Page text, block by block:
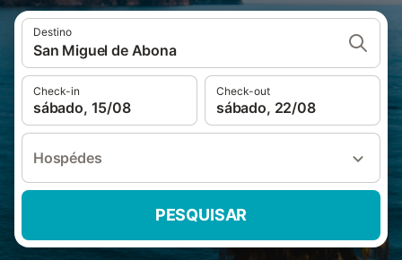
Destino
San Miguel de Abona
Check-in
sábado, 15/08
Check-out
sábado, 22/08
Hospédes
PESQUISAR